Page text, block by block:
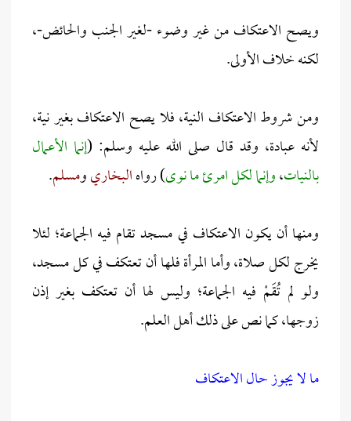
ويصح الاعتكاف من غير وضوء -لغير الجنب والحائض-،
لكنه خلاف الأولى.
ومن شروط الاعتكاف النية، فلا يصح الاعتكاف بغير نية،
لأنه عبادة، وقد قال صلى الله عليه وسلم: (إنما الأعمال
بالنيات،وإنما لكل امرئ ما نوى) رواهالبخاريومسلم.
ومنها أن يكون الاعتكاف في مسجد تقام فيه الجماعة؛ لئلا
يخرج لكل صلاة، وأما المرأة فلها أن تعتكف في كل مسجد،
ولو لم تُقَمْ فيه الجماعة؛ وليس لها أن تعتكف بغير إذن
زوجها، كما نص على ذلك أهل العلم.
ما لا يجوز حال الاعتكاف